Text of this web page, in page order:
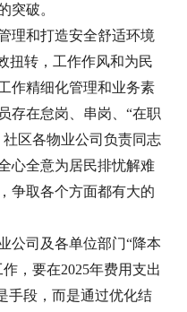
突破。
理和打造安全舒适环境
扭转，工作作风和为民
作精细化管理和业务素
存在怠岗、串岗、“在职
区各物业公司负责同志
心全意为居民排忧解难
争取各个方面都有大的
公司及各单位部门“降本
，要在2025年费用支出
手段，而是通过优化结